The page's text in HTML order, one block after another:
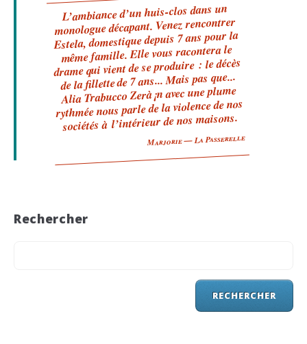
L’ambiance d’un huis-clos dans un
monologue décapant. Venez rencontrer
Estela, domestique depuis 7 ans pour la
même famille. Elle vous racontera le
drame qui vient de se produire : le décès
de la fillette de 7 ans... Mais pas que...
Alia Trabucco Zerà¡n avec une plume
rythmée nous parle de la violence de nos
sociétés à l’intérieur de nos maisons.
Marjorie — La Passerelle
Rechercher